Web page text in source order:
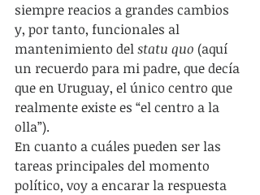
siempre reacios a grandes cambios
y, por tanto, funcionales al
mantenimiento del statu quo (aquí
un recuerdo para mi padre, que decía
que en Uruguay, el único centro que
realmente existe es “el centro a la
olla”).
En cuanto a cuáles pueden ser las
tareas principales del momento
político, voy a encarar la respuesta